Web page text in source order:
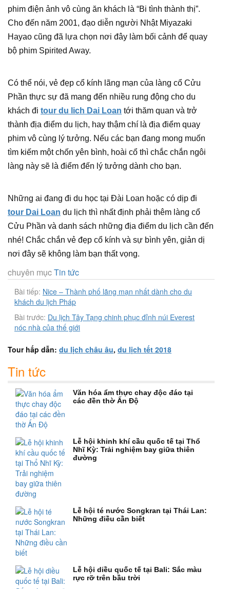
phim điện ảnh vô cùng ăn khách là “Bi tình thành thị”.
Cho đến năm 2001, đạo diễn người Nhật Miyazaki
Hayao cũng đã lựa chọn nơi đây làm bối cảnh để quay
bộ phim Spirited Away.
Có thể nói, vẻ đẹp cổ kính lãng mạn của làng cổ Cửu
Phần thực sự đã mang đến nhiều rung động cho du
khách đi tour du lich Dai Loan tới thăm quan và trở
thành địa điểm du lịch, hay thậm chí là địa điểm quay
phim vô cùng lý tưởng. Nếu các bạn đang mong muốn
tìm kiếm một chốn yên bình, hoài cổ thì chắc chắn ngôi
làng này sẽ là điểm đến lý tưởng dành cho bạn.
Những ai đang đi du học tại Đài Loan hoặc có dịp đi
tour Dai Loan du lịch thì nhất định phải thêm làng cổ
Cửu Phần và danh sách những địa điểm du lịch cần đến
nhé! Chắc chắn vẻ đẹp cổ kính và sự bình yên, giản dị
nơi đây sẽ không làm bạn thất vọng.
chuyên mụcTin tức
Bài tiếp: Nice – Thành phố lãng mạn nhất dành cho du
khách du lịch Pháp
Bài trước: Du lịch Tây Tạng chinh phục đỉnh núi Everest
nóc nhà của thế giới
Tour hấp dẫn: du lịch châu âu, du lịch tết 2018
Tin tức
Văn hóa ẩm thực chay độc đáo tại
các đền thờ Ấn Độ
Lễ hội khinh khí cầu quốc tế tại Thổ
Nhĩ Kỳ: Trải nghiệm bay giữa thiên
đường
Lễ hội té nước Songkran tại Thái Lan:
Những điều cần biết
Lễ hội diều quốc tế tại Bali: Sắc màu
rực rỡ trên bầu trời